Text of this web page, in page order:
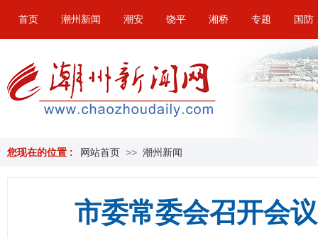
首页 潮州新闻 潮安 饶平 湘桥 专题 国防
您现在的位置 : 网站首页 >> 潮州新闻
市委常委会召开会